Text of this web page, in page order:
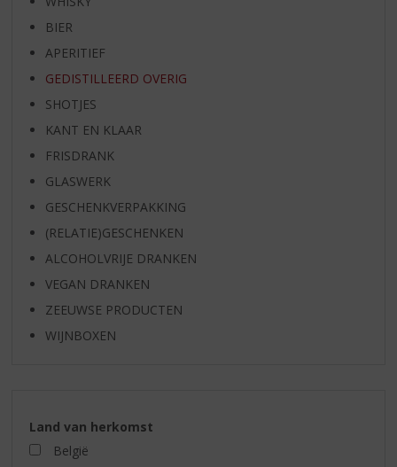
BIER
APERITIEF
GEDISTILLEERD OVERIG
SHOTJES
KANT EN KLAAR
FRISDRANK
GLASWERK
GESCHENKVERPAKKING
(RELATIE)GESCHENKEN
ALCOHOLVRIJE DRANKEN
VEGAN DRANKEN
ZEEUWSE PRODUCTEN
WIJNBOXEN
Land van herkomst
België